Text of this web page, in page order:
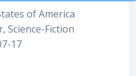
of America
Science-Fiction
17